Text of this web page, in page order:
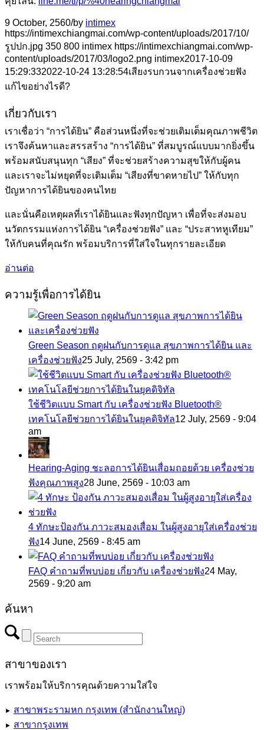
9 October, 2560/by intimex
https://intimexchiangmai.com/wp-content/uploads/2017/10/
รูปปก.jpg 350 800 intimex https://intimexchiangmai.com/wp-
content/uploads/2017/03/logo2.png intimex2017-10-09
15:29:332022-10-24 13:28:54เสียงรบกวนจากเครื่องช่วยฟัง
แก้ไขอย่างไรดี?
เกี่ยวกับเรา
เราเชื่อว่า “การได้ยิน” คือส่วนหนึ่งที่จะช่วยเติมเต็มคุณภาพชีวิต
เราจึงค้นหาและสรรสร้าง “การได้ยิน” ที่สมบูรณ์แบบมากยิ่งขึ้น
พร้อมสนับสนุนทุก “เสียง” ที่จะช่วยสร้างความสุขให้กับผู้คน
และเราจะไม่หยุดที่จะเติมเต็ม “เสียงที่ขาดหายไป” ให้กับทุก
ปัญหาการได้ยินของคนไทย
และนั่นคือเหตุผลที่เราได้ยินและฟังทุกปัญหา เพื่อที่จะส่งมอบ
นวัตกรรมแห่งการได้ยิน “เครื่องช่วยฟัง” และ “ประสาทหูเทียม”
ให้กับคนที่คุณรัก พร้อมบริการที่ใส่ใจในทุกรายละเอียด
อ่านต่อ
ความรู้เพื่อการได้ยิน
Green Season ฤดูฝนกับการดูแล สุขภาพการได้ยิน และ
เครื่องช่วยฟัง25 July, 2569 - 3:42 pm
ใช้ชีวิตแบบ Smart กับ เครื่องช่วยฟัง Bluetooth®
เทคโนโลยีช่วยการได้ยินในยุคดิจิทัล12 July, 2569 - 9:04
am
Hearing-Aging ชะลอการได้ยินเสื่อมถอยด้วย เครื่องช่วย
ฟังคุณภาพสูง28 June, 2569 - 10:03 am
4 ทักษะป้องกัน ภาวะสมองเสื่อม ในผู้สูงอายุใส่เครื่องช่วย
ฟัง14 June, 2569 - 8:45 am
FAQ คำถามที่พบบ่อย เกี่ยวกับ เครื่องช่วยฟัง24 May,
2569 - 9:20 am
ค้นหา
สาขาของเรา
เราพร้อมให้บริการคุณด้วยความใส่ใจ
► สาขาพระรามหก กรุงเทพ (สำนักงานใหญ่)
► สาขากรุงเทพ